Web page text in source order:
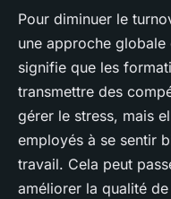
Pour diminuer le
une approche
signifie que les
transmettre des
gérer le stress, mais
employés à se sentir
travail. Cela peut
améliorer la qualité